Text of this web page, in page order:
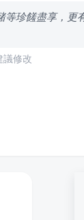
珍饈盡享，更
議修改